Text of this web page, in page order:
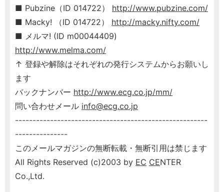
■ Pubzine（ID 014722） http://www.pubzine.com/
■ Macky! （ID 014722） http://macky.nifty.com/
■ メルマ! (ID m00044409)
http://www.melma.com/
↑ 登録や解除はそれぞれの発行システムからお願いし
ます
バックナンバー http://www.ecg.co.jp/mm/
問い合わせメール info@ecg.co.jp
-------------------------------------------------------
---------------
このメールマガジンの無断転載・無断引用は禁じます
All Rights Reserved (c)2003 by EC CENTER
Co.,Ltd.